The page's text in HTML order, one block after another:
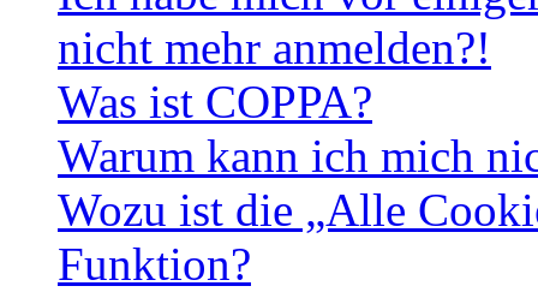
nicht mehr anmelden?!
Was ist COPPA?
Warum kann ich mich
Wozu ist die „Alle
Funktion?